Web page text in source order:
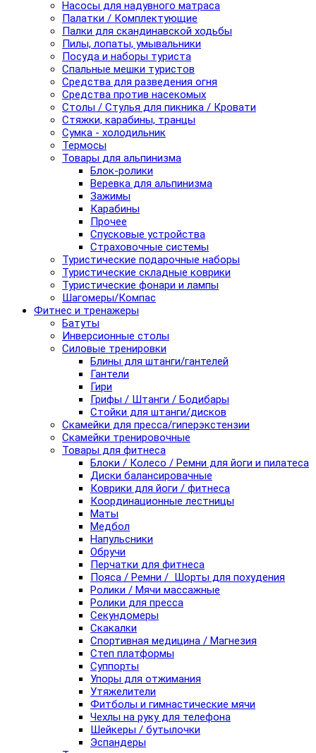
Насосы для надувного матраса
Палатки / Комплектующие
Палки для скандинавской ходьбы
Пилы, лопаты, умывальники
Посуда и наборы туриста
Спальные мешки туристов
Средства для разведения огня
Средства против насекомых
Столы / Стулья для пикника / Кровати
Стяжки, карабины, транцы
Сумка - холодильник
Термосы
Товары для альпинизма
Блок-ролики
Веревка для альпинизма
Зажимы
Карабины
Прочее
Спусковые устройства
Страховочные системы
Туристические подарочные наборы
Туристические складные коврики
Туристические фонари и лампы
Шагомеры/Компас
Фитнес и тренажеры
Батуты
Инверсионные столы
Силовые тренировки
Блины для штанги/гантелей
Гантели
Гири
Грифы / Штанги / Бодибары
Стойки для штанги/дисков
Скамейки для пресса/гиперэкстензии
Скамейки тренировочные
Товары для фитнеса
Блоки / Колесо / Ремни для йоги и пилатеса
Диски балансировачные
Коврики для йоги / фитнеса
Координационные лестницы
Маты
Медбол
Напульсники
Обручи
Перчатки для фитнеса
Пояса / Ремни / Шорты для похудения
Ролики / Мячи массажные
Ролики для пресса
Секундомеры
Скакалки
Спортивная медицина / Магнезия
Степ платформы
Суппорты
Упоры для отжимания
Утяжелители
Фитболы и гимнастические мячи
Чехлы на руку для телефона
Шейкеры / бутылочки
Эспандеры